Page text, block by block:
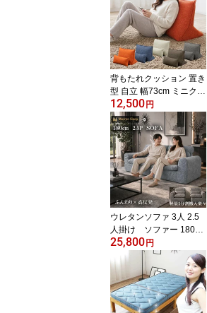
背もたれクッション 置き
型 自立 幅73cm ミニクッ
ション付き 座椅子代わり
フロアクッション 三角ク
ッション ベッド ソファ
こたつ ファブリック 滑
り止め補助シート付き G
MK 背クッション
12,500 円
ウレタンソファ 3人 2.5
人掛け ソファー 180cm
左右2個セット コンパク
ト ソファー 表面はシリ
コンフィル でふんわり。
芯は高反発でしっかり支
える。 2分割 軽量 高反発
ウレタン 35D 180N 連結
25,800 円